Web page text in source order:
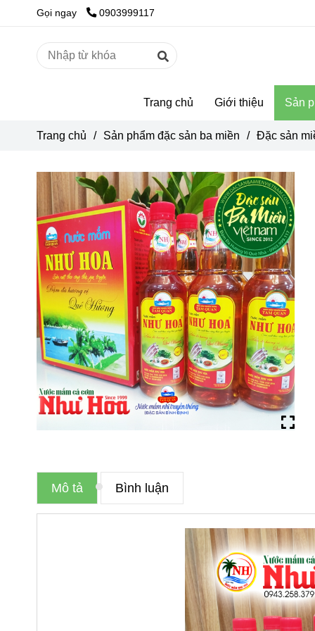
Gọi ngay 0903999117
Trang chủ Giới thiệu Sản
Trang chủ / Sản phẩm đặc sản ba miền / Đặc sản
Mô tả Bình luận